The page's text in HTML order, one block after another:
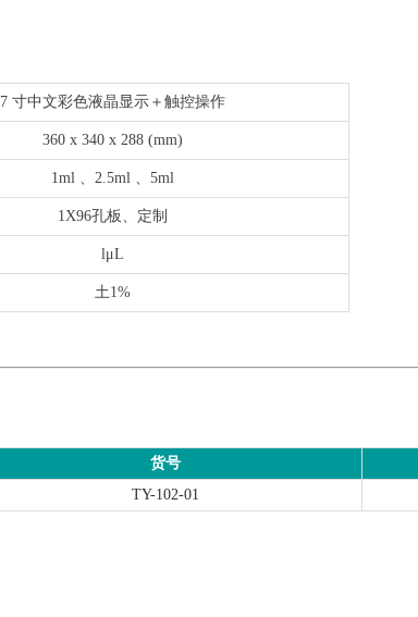
7 寸中文彩色液晶显示＋触控操作
360 x 340 x 288 (mm)
1ml 、2.5ml 、5ml
1X96孔板、定制
lμL
土1%
货号
TY-102-01